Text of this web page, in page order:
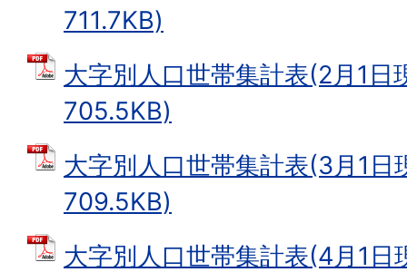
711.7KB)
大字別人口世帯集計表(2月1
705.5KB)
大字別人口世帯集計表(3月1
709.5KB)
大字別人口世帯集計表(4月1